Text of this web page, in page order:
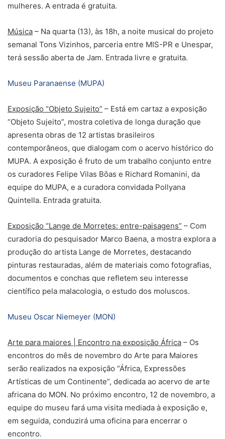
mulheres. A entrada é gratuita.
Música – Na quarta (13), às 18h, a noite musical do projeto
semanal Tons Vizinhos, parceria entre MIS-PR e Unespar,
terá sessão aberta de Jam. Entrada livre e gratuita.
Museu Paranaense (MUPA)
Exposição “Objeto Sujeito” – Está em cartaz a exposição
“Objeto Sujeito”, mostra coletiva de longa duração que
apresenta obras de 12 artistas brasileiros
contemporâneos, que dialogam com o acervo histórico do
MUPA. A exposição é fruto de um trabalho conjunto entre
os curadores Felipe Vilas Bôas e Richard Romanini, da
equipe do MUPA, e a curadora convidada Pollyana
Quintella. Entrada gratuita.
Exposição “Lange de Morretes: entre-paisagens” – Com
curadoria do pesquisador Marco Baena, a mostra explora a
produção do artista Lange de Morretes, destacando
pinturas restauradas, além de materiais como fotografias,
documentos e conchas que refletem seu interesse
científico pela malacologia, o estudo dos moluscos.
Museu Oscar Niemeyer (MON)
Arte para maiores | Encontro na exposição África – Os
encontros do mês de novembro do Arte para Maiores
serão realizados na exposição “África, Expressões
Artísticas de um Continente”, dedicada ao acervo de arte
africana do MON. No próximo encontro, 12 de novembro, a
equipe do museu fará uma visita mediada à exposição e,
em seguida, conduzirá uma oficina para encerrar o
encontro.